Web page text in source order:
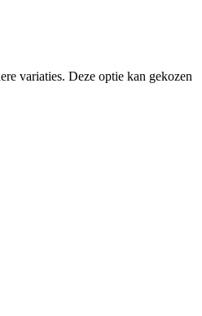
variaties. Deze optie kan gekozen